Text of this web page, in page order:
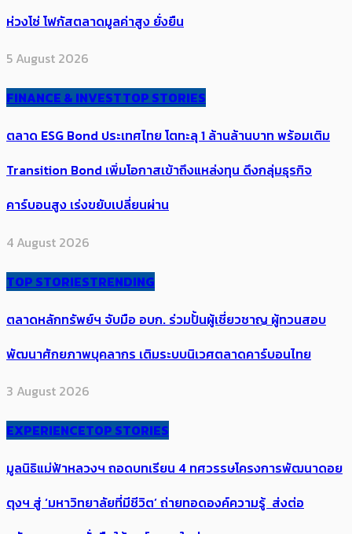
ห่วงโซ่ โฟกัสตลาดมูลค่าสูง ยั่งยืน
5 August 2026
FINANCE & INVESTTOP STORIES
ตลาด ESG Bond ประเทศไทย โตทะลุ 1 ล้านล้านบาท พร้อมเติม
Transition Bond เพิ่มโอกาสเข้าถึงแหล่งทุน ดึงกลุ่มธุรกิจ
คาร์บอนสูง เร่งขยับเปลี่ยนผ่าน
4 August 2026
TOP STORIESTRENDING
ตลาดหลักทรัพย์ฯ จับมือ อบก. ร่วมปั้นผู้เชี่ยวชาญ ผู้ทวนสอบ
พัฒนาศักยภาพบุคลากร เติมระบบนิเวศตลาดคาร์บอนไทย
3 August 2026
EXPERIENCETOP STORIES
มูลนิธิแม่ฟ้าหลวงฯ ถอดบทเรียน 4 ทศวรรษโครงการพัฒนาดอย
ตุงฯ สู่ ‘มหาวิทยาลัยที่มีชีวิต’ ถ่ายทอดองค์ความรู้ ส่งต่อ